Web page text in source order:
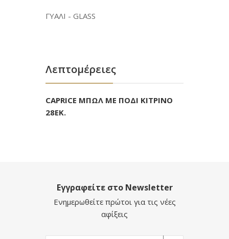
ΓΥΑΛΙ - GLASS
Λεπτομέρειες
CAPRICE ΜΠΩΛ ΜΕ ΠΟΔΙ ΚΙΤΡΙΝΟ
28ΕΚ.
Εγγραφείτε στο Newsletter
Ενημερωθείτε πρώτοι για τις νέες
αφίξεις